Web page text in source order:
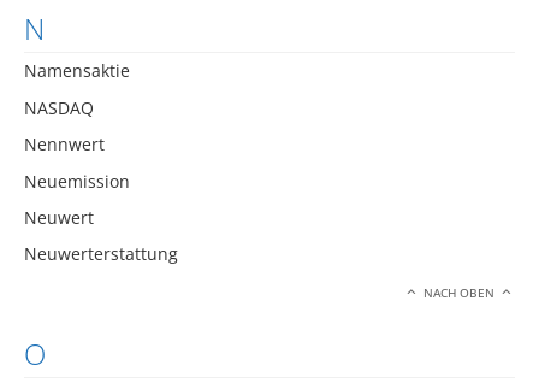
N
Namensaktie
NASDAQ
Nennwert
Neuemission
Neuwert
Neuwerterstattung
NACH OBEN
O